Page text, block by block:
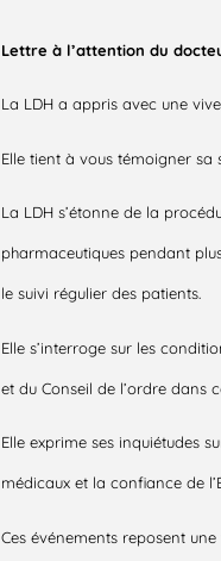
Lettre à l’attention du
La LDH a appris avec une
Elle tient à vous témoigner
La LDH s’étonne de la
pharmaceutiques pendant
le suivi régulier des patients.
Elle s’interroge sur les
et du Conseil de l’ordre dans
Elle exprime ses inquiétudes
médicaux et la confiance de
Ces événements reposent